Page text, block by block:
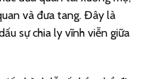
và đưa tang. Đây là
sự chia ly vĩnh viễn giữa